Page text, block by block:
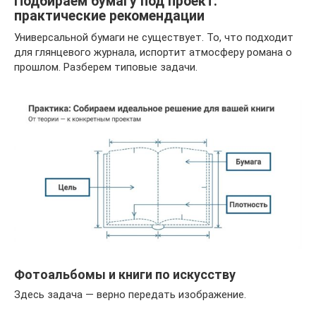
практические рекомендации
Универсальной бумаги не существует. То, что подходит
для глянцевого журнала, испортит атмосферу романа о
прошлом. Разберем типовые задачи.
Фотоальбомы и книги по искусству
Здесь задача — верно передать изображение.